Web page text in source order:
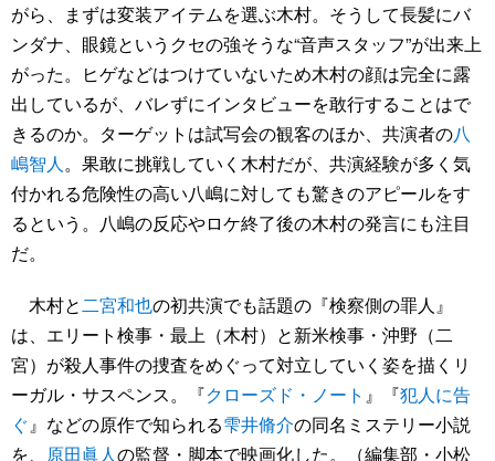
がら、まずは変装アイテムを選ぶ木村。そうして長髪にバ
ンダナ、眼鏡というクセの強そうな“音声スタッフ”が出来上
がった。ヒゲなどはつけていないため木村の顔は完全に露
出しているが、バレずにインタビューを敢行することはで
きるのか。ターゲットは試写会の観客のほか、共演者の八
嶋智人。果敢に挑戦していく木村だが、共演経験が多く気
付かれる危険性の高い八嶋に対しても驚きのアピールをす
るという。八嶋の反応やロケ終了後の木村の発言にも注目
だ。
木村と 二宮和也の初共演でも話題の『検察側の罪人』
は、エリート検事・最上（木村）と新米検事・沖野（二
宮）が殺人事件の捜査をめぐって対立していく姿を描くリ
ーガル・サスペンス。『クローズド・ノート 』『犯人に告
ぐ 』などの原作で知られる雫井脩介の同名ミステリー小説
を、 原田眞人の監督・脚本で映画化した。（編集部・小松